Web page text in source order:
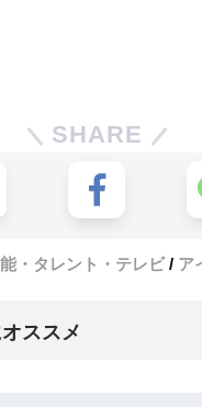
SHARE
・タレント・テレビ ア
ススメ